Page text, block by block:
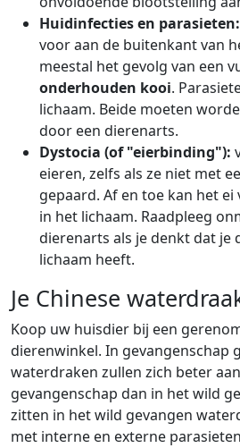
Huidinfecties en parasieten:
voor aan de buitenkant van
meestal het gevolg van een
onderhouden kooi.
lichaam. Beide moeten
door een dierenarts.
Dystocia (of "eierbinding"):
eieren, zelfs als ze niet met
gepaard. Af en toe kan het
in het lichaam. Raadpleeg
dierenarts als je denkt dat je
lichaam heeft.
Je Chinese
Koop uw huisdier bij een
dierenwinkel. In gevangenschap
waterdraken zullen zich beter
gevangenschap dan in het wild
zitten in het wild gevangen
met interne en externe